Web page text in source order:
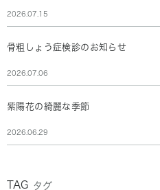
2026.07.15
骨粗しょう症検診のお知らせ
2026.07.06
紫陽花の綺麗な季節
2026.06.29
TAG タグ